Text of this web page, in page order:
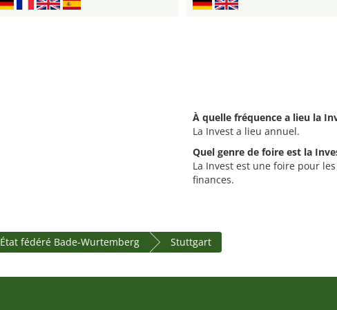
À quelle fréquence a lieu la
La Invest a lieu annuel.
Quel genre de foire est la
La Invest est une foire pour
finances.
État fédéré Bade-Wurtemberg Stuttgart